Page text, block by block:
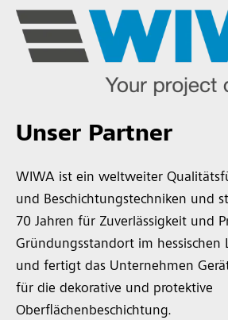
Unser Partner
WIWA ist ein weltweiter
und Beschichtungstechniken und
70 Jahren für Zuverlässigkeit und
Gründungsstandort im hessischen
und fertigt das Unternehmen
für die dekorative und protektive
Oberflächenbeschichtung.